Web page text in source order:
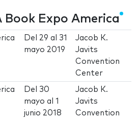
Book Expo America
Del 29 al 31
mayo 2019
Jacob K.
Javits
Convention
Center
Del 30
mayo al1
junio 2018
Jacob K.
Javits
Convention